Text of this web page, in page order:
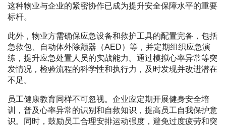
这种物业与企业的紧密协作已成为提升安全保障水平的重要
标杆。
此外，物业方需确保应急设备和救护工具的配置完备，包括
急救包、自动体外除颤器（AED）等，并定期组织应急演
练，提升应急处置人员的实战能力。通过模拟心率异常等突
发情况，检验流程的科学性和执行力，及时发现并改进潜在
不足。
员工健康教育同样不可忽视。企业应定期开展健身安全培
训，普及心率异常的识别和自救知识，提高员工自我保护意
识。同时，鼓励员工合理安排运动强度，避免过度疲劳和突